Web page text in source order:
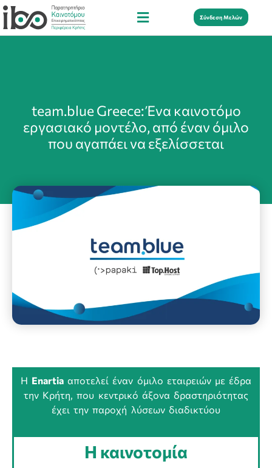
Σύνδεση Μελών
team.blue Greece: Ένα καινοτόμο
εργασιακό μοντέλο, από έναν όμιλο
που αγαπάει να εξελίσσεται
Η Enartia αποτελεί έναν όμιλο εταιρειών με έδρα
την Κρήτη, που κεντρικό άξονα δραστηριότητας
έχει την παροχή λύσεων διαδικτύου
Η καινοτομία